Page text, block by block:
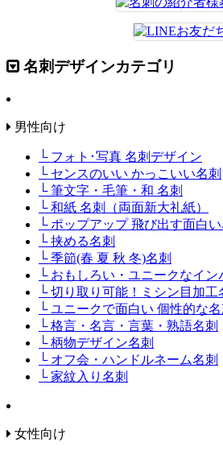
名刺デザインカテゴリ
男性向け
└ フォト･写真 名刺デザイン
└ センスのいい かっこいい名刺
└ 筆文字・毛筆・和 名刺
└ 和紙 名刺（両面新大礼紙）
└ ポップアップ 飛び出す面白い
└ 挟める名刺
└ 季節(春 夏 秋 冬)名刺
└ おもしろい・ユニークなイン
└ 切り取り可能！ミシン目加工
└ ユニークで面白い 個性的な名
└ 格言・名言・言葉・熟語名刺
└ 柄物デザイン名刺
└ オフ会・ハンドルネーム名刺
└ 家紋入り名刺
女性向け